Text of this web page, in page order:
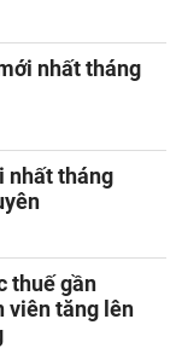
nhất tháng
nhất tháng
thuế gần
viên tăng lên